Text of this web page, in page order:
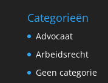
Categorieën
Advocaat
Arbeidsrecht
Geen categorie